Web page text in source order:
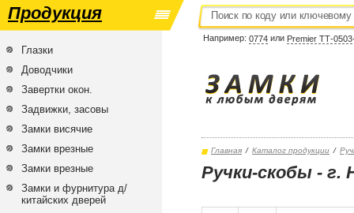
Продукция
Например: 0774 или Premier ТТ-
Глазки
Доводчики
Завертки окон.
Задвижки, засовы
Замки висячие
Замки врезные
Замки врезные
Замки и фурнитура д/
китайских дверей
Главная / Каталог продукции /
Ручки-скобы - г.